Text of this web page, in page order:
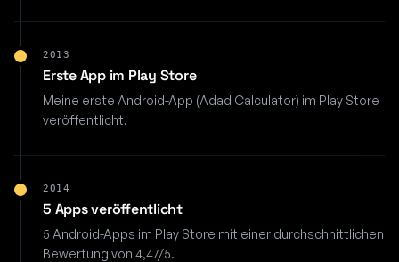
2013
Erste App im Play Store
Meine erste Android-App (Adad Calculator) im Play Store
veröffentlicht.
2014
5 Apps veröffentlicht
5 Android-Apps im Play Store mit einer durchschnittlichen
Bewertung von 4,47/5.